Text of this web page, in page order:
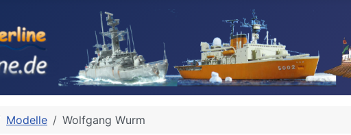
Modelle Wolfgang Wurm